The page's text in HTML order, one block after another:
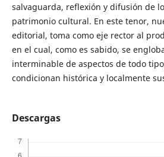
salvaguarda, reflexión y difusión de
patrimonio cultural. En este tenor,
editorial, toma como eje rector al
en el cual, como es sabido, se
interminable de aspectos de todo
condicionan histórica y localmente
Descargas